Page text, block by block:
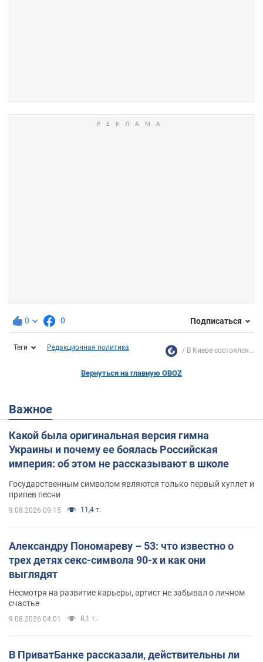
0 0 Подписаться
Теги Редакционная политика В Киеве состоялся...
Вернуться на главную OBOZ
Важное
Какой была оригинальная версия гимна
Украины и почему ее боялась Российская
империя: об этом не рассказывают в школе
Государственным символом являются только первый куплет и
припев песни
9.08.2026 09:15 11,4 т.
Александру Пономареву – 53: что известно о
трех детях секс-символа 90-х и как они
выглядят
Несмотря на развитие карьеры, артист не забывал о личном
счастье
9.08.2026 04:01 8,1 т.
В ПриватБанке рассказали, действительны ли